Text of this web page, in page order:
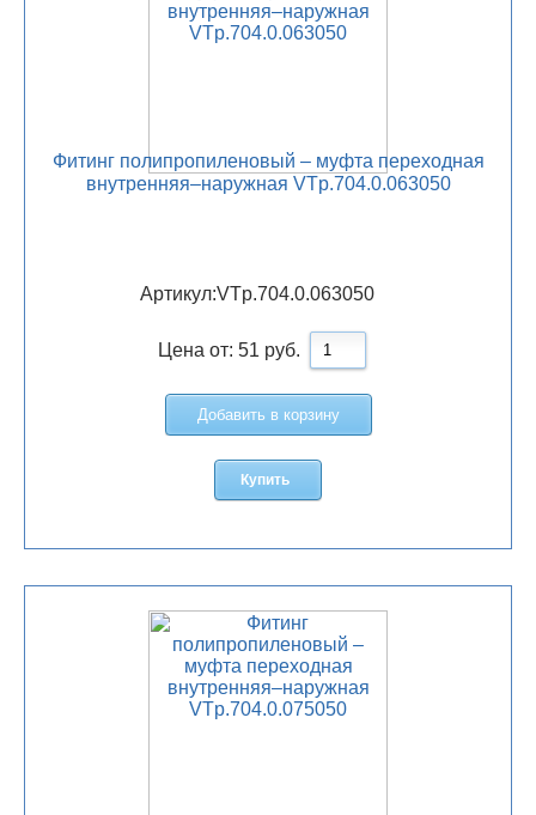
Фитинг полипропиленовый – муфта переходная
внутренняя–наружная VTp.704.0.063050
Артикул:VTp.704.0.063050
Цена от: 51 руб.
Добавить в корзину
Купить